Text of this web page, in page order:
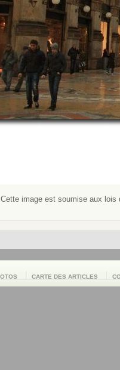
Cette image est soumise aux
CARTE DES ARTICLES